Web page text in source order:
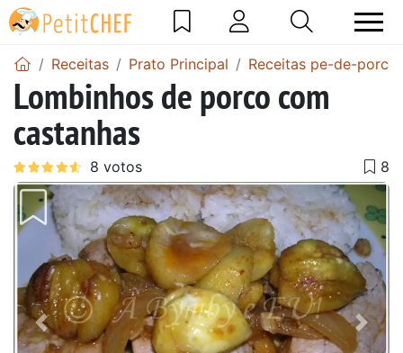
Receitas Prato Principal Receitas pe-de-porco
Lombinhos de porco com
castanhas
Anterior Next